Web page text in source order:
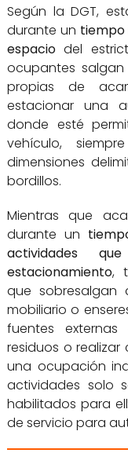
Según la DGT,
durante un tiempo
espaciodel
ocupantes
propias de
estacionar una
donde esté
vehículo,
dimensiones
bordillos.
Mientras que
durante un
actividades
estacionamiento,
que sobresalgan
mobiliario o
fuentes
residuos o
una ocupación
actividades solo
habilitados para
de servicio para